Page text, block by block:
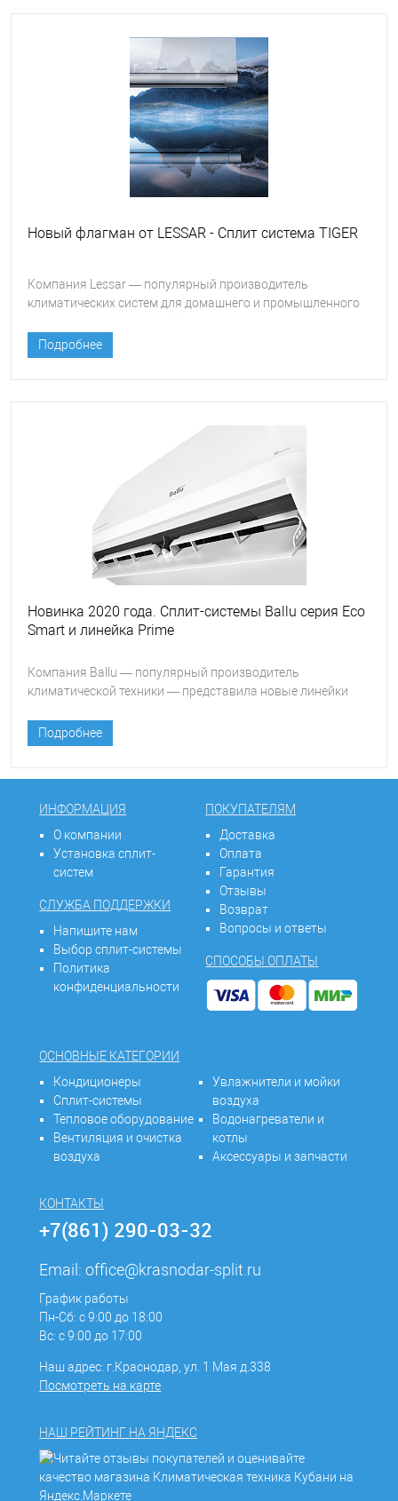
Новый флагман от LESSAR - Сплит система TIGER
Компания Lessar — популярный производитель
климатических систем для домашнего и промышленного
надежностью, энергоэффективностью и удобством
эксплуатации.
Подробнее
Новинка 2020 года. Сплит-системы Ballu серия Eco
Smart и линейка Prime
Компания Ballu — популярный производитель
климатической техники — представила новые линейки
присутствует несколько моделей, различающихся
мощностью, а, следовательно, площадью
обслуживаемого помещения.
Подробнее
ИНФОРМАЦИЯ
О компании
Установка сплит-
систем
СЛУЖБА ПОДДЕРЖКИ
Напишите нам
Выбор сплит-системы
Политика
конфиденциальности
ПОКУПАТЕЛЯМ
Доставка
Оплата
Гарантия
Отзывы
Возврат
Вопросы и ответы
СПОСОБЫ ОПЛАТЫ
ОСНОВНЫЕ КАТЕГОРИИ
Кондиционеры
Сплит-системы
Тепловое оборудование
Вентиляция и очистка
воздуха
Увлажнители и мойки
воздуха
Водонагреватели и
котлы
Аксессуары и запчасти
КОНТАКТЫ
+7(861) 290-03-32
Email:office@krasnodar-split.ru
График работы
Пн-Сб: с 9:00 до 18:00
Вс: с 9:00 до 17:00
Наш адрес: г.Краснодар, ул. 1 Мая д.338
Посмотреть на карте
НАШ РЕЙТИНГ НА ЯНДЕКС